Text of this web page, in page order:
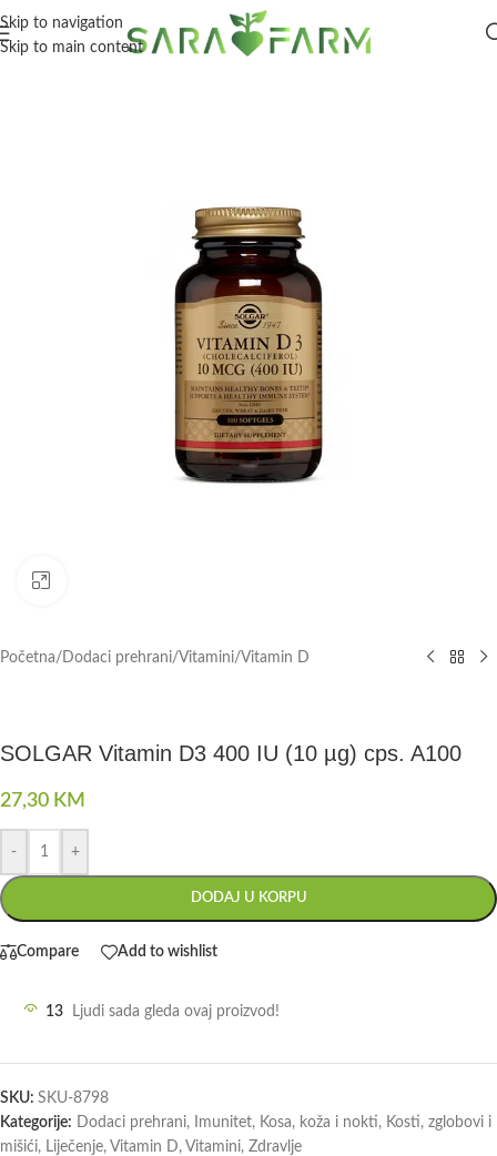
Skip to navigation
Skip to main content
Početna/ Dodaci prehrani/Vitamini/Vitamin D
SOLGAR Vitamin D3 400 IU (10 µg) cps. A100
27,30 KM
- +
DODAJ U KORPU
Compare Add to wishlist
13 Ljudi sada gleda ovaj proizvod!
SKU: SKU-8798
Kategorije:
Dodaci prehrani, Imunitet, Kosa, koža i nokti, Kosti, zglobovi i
mišići, Liječenje, Vitamin D, Vitamini, Zdravlje